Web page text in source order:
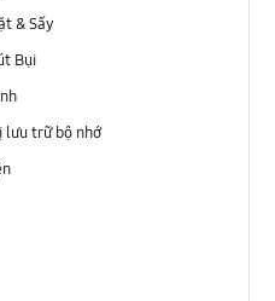
& Sấy
Bụi
lưu trữ bộ nhớ